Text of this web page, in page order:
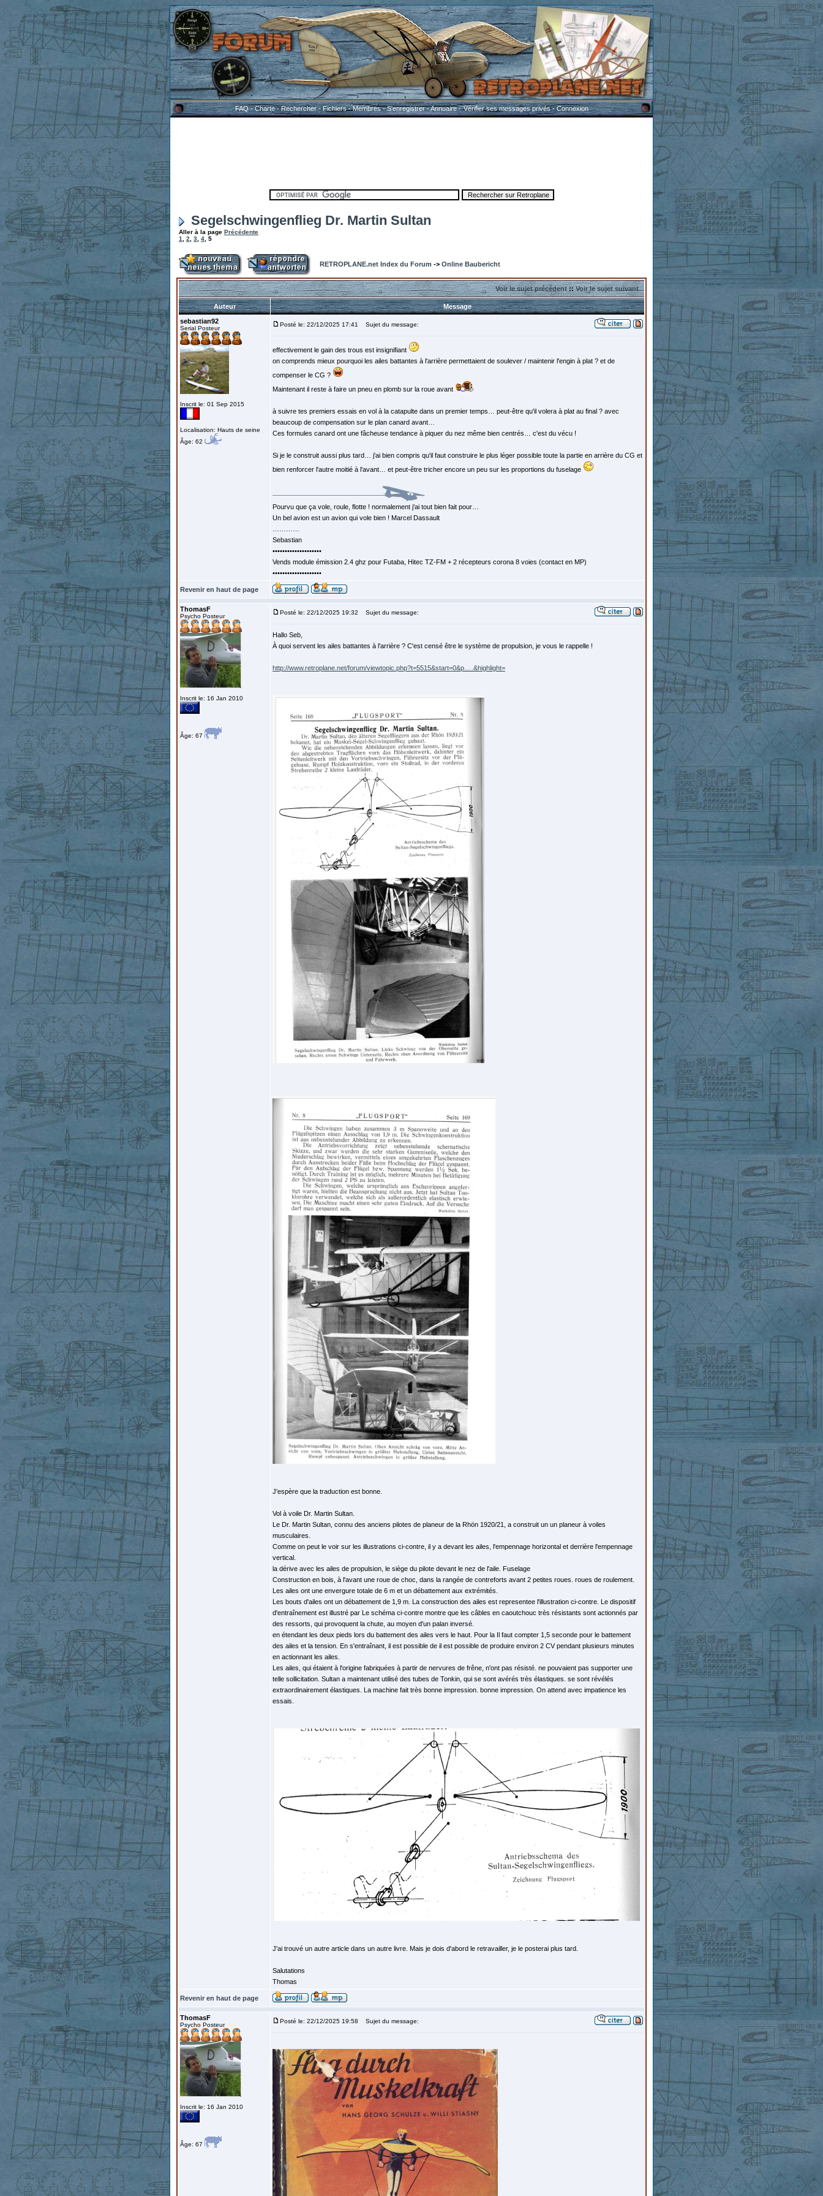
FAQ-Charte-Rechercher-Fichiers-Membres-S'enregistrer-Annuaire-Vérifier ses messages privés-Connexion
Segelschwingenflieg Dr. Martin Sultan
Aller à la page Précédente
1
2 3 4 5
RETROPLANE.net Index du Forum -> Online Baubericht
Voir le sujet précédent::Voir le sujet suivant
Auteur
Message
sebastian92
Serial Posteur
Inscrit le: 01 Sep 2015
Localisation: Hauts de seine
Âge: 62
Posté le: 22/12/2025 17:41 Sujet du message:
effectivement le gain des trous est insignifiant
on comprends mieux pourquoi les ailes battantes à l'arrière permettaient de soulever / maintenir l'engin à plat ? et de
compenser le CG ?
Maintenant il reste à faire un pneu en plomb sur la roue avant
à suivre tes premiers essais en vol à la catapulte dans un premier temps… peut-être qu'il volera à plat au final ? avec
beaucoup de compensation sur le plan canard avant…
Ces formules canard ont une fâcheuse tendance à piquer du nez même bien centrés… c'est du vécu !
Si je le construit aussi plus tard… j'ai bien compris qu'il faut construire le plus léger possible toute la partie en arrière du CG et
bien renforcer l'autre moitié à l'avant… et peut-être tricher encore un peu sur les proportions du fuselage
Pourvu que ça vole, roule, flotte ! normalement j'ai tout bien fait pour…
Un bel avion est un avion qui vole bien ! Marcel Dassault
Sebastian
••••••••••••••••••••
Vends module émission 2.4 ghz pour Futaba, Hitec TZ-FM + 2 récepteurs corona 8 voies (contact en MP)
••••••••••••••••••••
Revenir en haut de page
ThomasF
Psycho Posteur
Inscrit le: 16 Jan 2010
Âge: 67
Posté le: 22/12/2025 19:32 Sujet du message:
Hallo Seb,
À quoi servent les ailes battantes à l'arrière ? C'est censé être le système de propulsion, je vous le rappelle !
http://www.retroplane.net/forum/viewtopic.php?t=5515&start=0&p.....&highlight=
J'espère que la traduction est bonne.
Vol à voile Dr. Martin Sultan.
Le Dr. Martin Sultan, connu des anciens pilotes de planeur de la Rhön 1920/21, a construit un un planeur à voiles
musculaires.
Comme on peut le voir sur les illustrations ci-contre, il y a devant les ailes, l'empennage horizontal et derrière l'empennage
vertical.
la dérive avec les ailes de propulsion, le siège du pilote devant le nez de l'aile. Fuselage
Construction en bois, à l'avant une roue de choc, dans la rangée de contreforts avant 2 petites roues. roues de roulement.
Les ailes ont une envergure totale de 6 m et un débattement aux extrémités.
Les bouts d'ailes ont un débattement de 1,9 m. La construction des ailes est representee l'illustration ci-contre. Le dispositif
d'entraînement est illustré par Le schéma ci-contre montre que les câbles en caoutchouc très résistants sont actionnés par
des ressorts, qui provoquent la chute, au moyen d'un palan inversé.
en étendant les deux pieds lors du battement des ailes vers le haut. Pour la Il faut compter 1,5 seconde pour le battement
des ailes et la tension. En s'entraînant, il est possible de il est possible de produire environ 2 CV pendant plusieurs minutes
en actionnant les ailes.
Les ailes, qui étaient à l'origine fabriquées à partir de nervures de frêne, n'ont pas résisté. ne pouvaient pas supporter une
telle sollicitation. Sultan a maintenant utilisé des tubes de Tonkin, qui se sont avérés très élastiques. se sont révélés
extraordinairement élastiques. La machine fait très bonne impression. bonne impression. On attend avec impatience les
essais.
J'ai trouvé un autre article dans un autre livre. Mais je dois d'abord le retravailler, je le posterai plus tard.
Salutations
Thomas
Revenir en haut de page
ThomasF
Psycho Posteur
Inscrit le: 16 Jan 2010
Âge: 67
Posté le: 22/12/2025 19:58 Sujet du message: